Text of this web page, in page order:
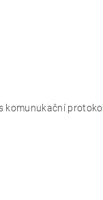
komunukační protokol